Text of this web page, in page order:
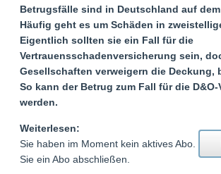
Betrugsfälle sind in Deutschland auf dem
Häufig geht es um Schäden in
Eigentlich sollten sie ein Fall für die
Vertrauensschadenversicherung sein,
Gesellschaften verweigern die Deckung,
So kann der Betrug zum Fall für die D&O-
werden.
Weiterlesen:
Sie haben im Moment kein aktives Abo.
Sie ein Abo abschließen.